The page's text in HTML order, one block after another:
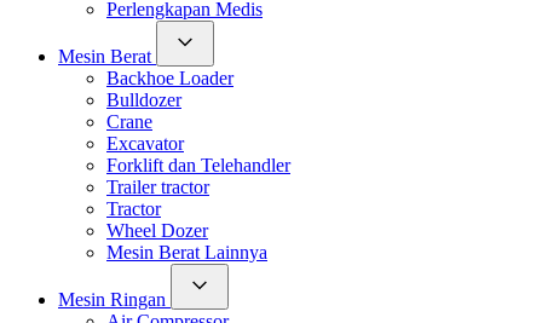
Perlengkapan Medis
Mesin Berat
Backhoe Loader
Bulldozer
Crane
Excavator
Forklift dan Telehandler
Trailer tractor
Tractor
Wheel Dozer
Mesin Berat Lainnya
Mesin Ringan